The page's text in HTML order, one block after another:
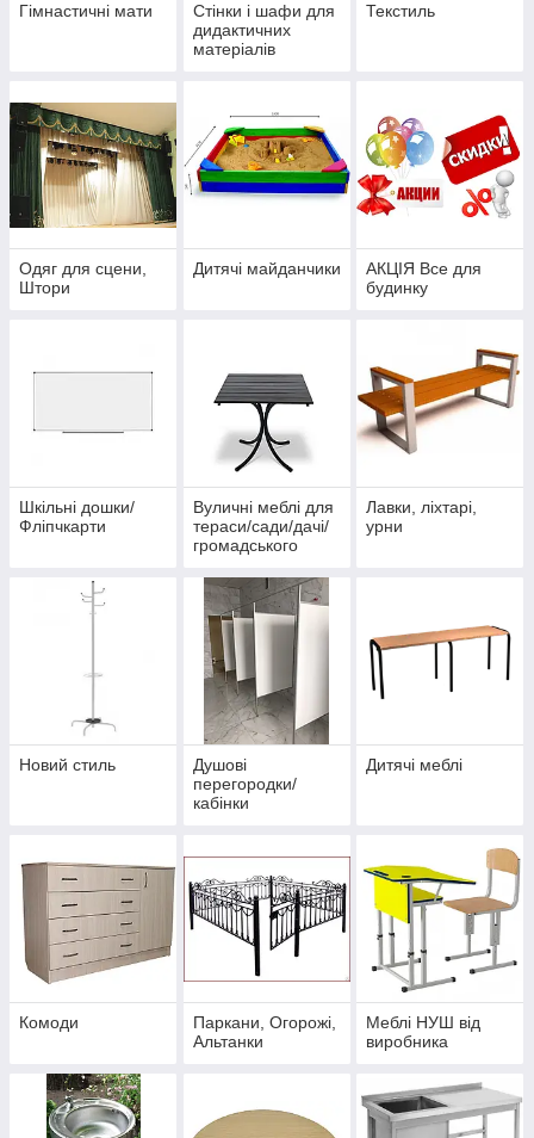
Гімнастичні мати
Стінки і шафи для
дидактичних
матеріалів
Текстиль
Одяг для сцени,
Штори
Дитячі майданчики
АКЦІЯ Все для
будинку
Шкільні дошки/
Фліпчкарти
Вуличні меблі для
тераси/сади/дачі/
громадського
Лавки, ліхтарі,
урни
Новий стиль
Душові
перегородки/
кабінки
Дитячі меблі
Комоди
Паркани, Огорожі,
Альтанки
Меблі НУШ від
виробника